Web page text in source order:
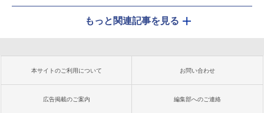
もっと関連記事を見る
本サイトのご利用について お問い合わせ
広告掲載のご案内 編集部へのご連絡